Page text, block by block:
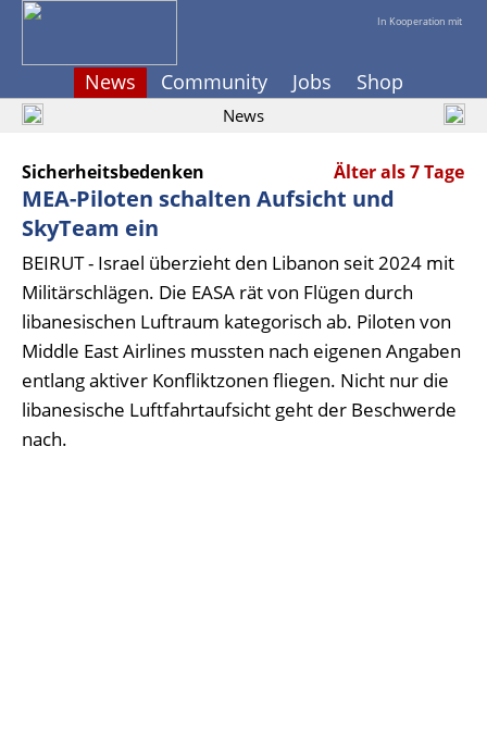
In Kooperation mit
News Community Jobs Shop
News
Sicherheitsbedenken Älter als 7 Tage
MEA-Piloten schalten Aufsicht und
SkyTeam ein
BEIRUT - Israel überzieht den Libanon seit 2024 mit
Militärschlägen. Die EASA rät von Flügen durch
libanesischen Luftraum kategorisch ab. Piloten von
Middle East Airlines mussten nach eigenen Angaben
entlang aktiver Konfliktzonen fliegen. Nicht nur die
libanesische Luftfahrtaufsicht geht der Beschwerde
nach.